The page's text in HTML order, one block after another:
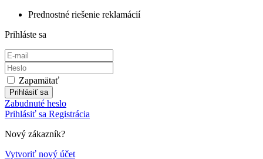
Prednostné riešenie reklamácií
Prihláste sa
Zapamätať
Prihlásiť sa
Zabudnuté heslo
Prihlásiť sa Registrácia
Nový zákazník?
Vytvoriť nový účet